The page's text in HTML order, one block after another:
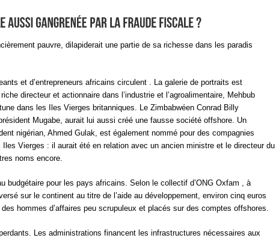
pauvre, dilapiderait une partie de sa richesse dans les paradis
et d’entrepreneurs africains circulent . La galerie de portraits est
directeur et actionnaire dans l’industrie et l’agroalimentaire, Mehbub
dans les Iles Vierges britanniques. Le Zimbabwéen Conrad Billy
Mugabe, aurait lui aussi créé une fausse société offshore. Un
nigérian, Ahmed Gulak, est également nommé pour des compagnies
Iles Vierges : il aurait été en relation avec un ancien ministre et le directeur du
noms encore.
budgétaire pour les pays africains. Selon le collectif d’ONG Oxfam , à
sur le continent au titre de l’aide au développement, environ cinq euros
hommes d’affaires peu scrupuleux et placés sur des comptes offshores.
Les administrations financent les infrastructures nécessaires aux